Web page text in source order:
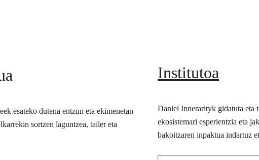
esateko dutena entzun eta ekimenetan
sortzen laguntzea, tailer eta
Institutoa
Daniel Innerarityk gidatuta eta
ekosistemari esperientzia eta
bakoitzaren inpaktua indartuz